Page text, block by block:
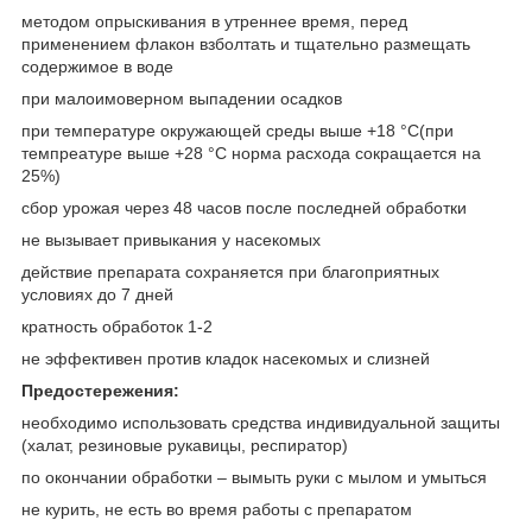
методом опрыскивания в утреннее время, перед
применением флакон взболтать и тщательно размещать
содержимое в воде
при малоимоверном выпадении осадков
при температуре окружающей среды выше +18 °С(при
темпреатуре выше +28 °С норма расхода сокращается на
25%)
сбор урожая через 48 часов после последней обработки
не вызывает привыкания у насекомых
действие препарата сохраняется при благоприятных
условиях до 7 дней
кратность обработок 1-2
не эффективен против кладок насекомых и слизней
Предостережения:
необходимо использовать средства индивидуальной защиты
(халат, резиновые рукавицы, респиратор)
по окончании обработки – вымыть руки с мылом и умыться
не курить, не есть во время работы с препаратом